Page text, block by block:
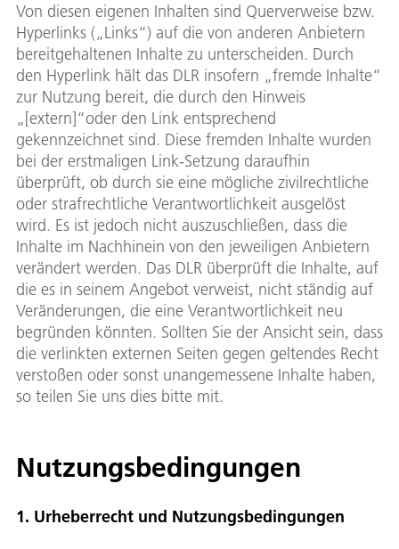
Von diesen eigenen Inhalten sind Querverweise bzw.
Hyperlinks („Links“) auf die von anderen Anbietern
bereitgehaltenen Inhalte zu unterscheiden. Durch
den Hyperlink hält das DLR insofern „fremde Inhalte“
zur Nutzung bereit, die durch den Hinweis
„[extern]“oder den Link entsprechend
gekennzeichnet sind. Diese fremden Inhalte wurden
bei der erstmaligen Link-Setzung daraufhin
überprüft, ob durch sie eine mögliche zivilrechtliche
oder strafrechtliche Verantwortlichkeit ausgelöst
wird. Es ist jedoch nicht auszuschließen, dass die
Inhalte im Nachhinein von den jeweiligen Anbietern
verändert werden. Das DLR überprüft die Inhalte, auf
die es in seinem Angebot verweist, nicht ständig auf
Veränderungen, die eine Verantwortlichkeit neu
begründen könnten. Sollten Sie der Ansicht sein, dass
die verlinkten externen Seiten gegen geltendes Recht
verstoßen oder sonst unangemessene Inhalte haben,
so teilen Sie uns dies bitte mit.
Nutzungsbedingungen
1. Urheberrecht und Nutzungsbedingungen